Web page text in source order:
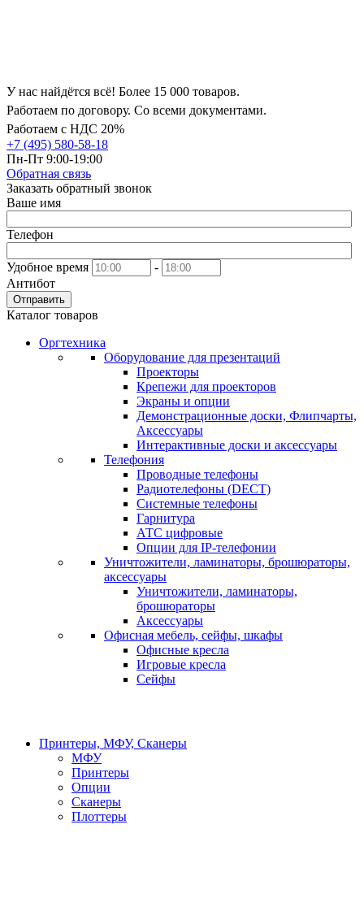
У нас найдётся всё! Более 15 000 товаров.
Работаем по договору. Со всеми документами.
Работаем с НДС 20%
+7 (495) 580-58-18
Пн-Пт 9:00-19:00
Обратная связь
Заказать обратный звонок
Ваше имя
Телефон
Удобное время
-
Антибот
Отправить
Каталог товаров
Оргтехника
Оборудование для презентаций
Проекторы
Крепежи для проекторов
Экраны и опции
Демонстрационные доски, Флипчарты,
Аксессуары
Интерактивные доски и аксессуары
Телефония
Проводные телефоны
Радиотелефоны (DECT)
Системные телефоны
Гарнитура
АТС цифровые
Опции для IP-телефонии
Уничтожители, ламинаторы, брошюраторы,
аксессуары
Уничтожители, ламинаторы,
брошюраторы
Аксессуары
Офисная мебель, сейфы, шкафы
Офисные кресла
Игровые кресла
Сейфы
Принтеры, МФУ, Сканеры
МФУ
Принтеры
Опции
Сканеры
Плоттеры